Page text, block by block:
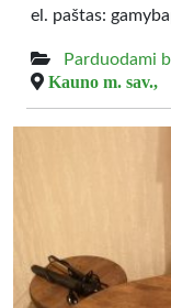
el. paštas:
Parduodami
Kauno m. sav.,